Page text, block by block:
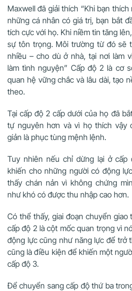
Maxwell đã giải thích “Khi bạn
những cá nhân có giá trị, bạn bắt
tích cực với họ. Khi niềm tin tăng
sự tôn trọng. Môi trường từ đó sẽ
nhiều – cho dù ở nhà, tại nơi làm
làm tình nguyện” Cấp độ 2 là cơ
quan hệ vững chắc và lâu dài, tạo
theo.
Tại cấp độ 2 cấp dưới của họ đã
tự nguyên hơn và vì họ thích vậy
giản là phục tùng mệnh lệnh.
Tuy nhiên nếu chỉ dừng lại ở cấp
khiến cho những người có động
thấy chán nản vì không chứng
như khó có được thu nhập cao hơn.
Có thể thấy, giai đoạn chuyển giao
cấp độ 2 là cột mốc quan trọng vì
động lực cũng như năng lực để trở
cũng là điều kiện để khiến một
cấp độ 3.
Để chuyển sang cấp độ thứ ba